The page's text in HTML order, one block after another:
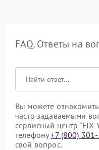
FAQ. Ответы на
Вы можете
часто задаваемыми
сервисный центр
телефону+7 (800)
свой вопрос.